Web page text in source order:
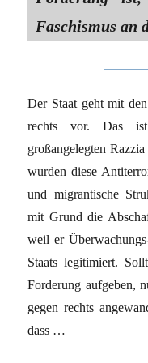
Faschismus an
Der Staat geht mit
rechts vor. Das
großangelegten
wurden diese
und migrantische
mit Grund die
weil er
Staats legitimiert.
Forderung aufgeben,
gegen rechts
dass …